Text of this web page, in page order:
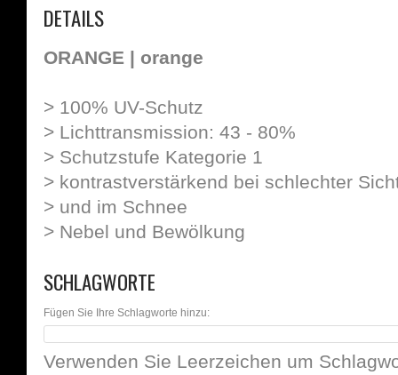
DETAILS
ORANGE | orange
> 100% UV-Schutz
> Lichttransmission: 43 - 80%
> Schutzstufe Kategorie 1
> kontrastverstärkend bei schlechter
> und im Schnee
> Nebel und Bewölkung
SCHLAGWORTE
Fügen Sie Ihre Schlagworte hinzu:
Verwenden Sie Leerzeichen um